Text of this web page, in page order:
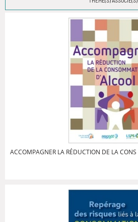
ACCOMPAGNER LA RÉDUCTION DE LA CONS